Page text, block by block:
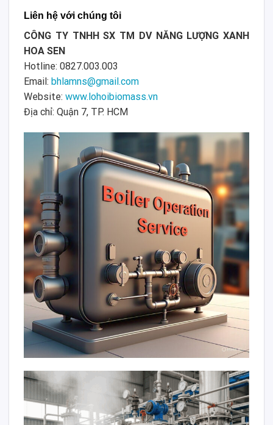
Liên hệ với chúng tôi
CÔNG TY TNHH SX TM DV NĂNG LƯỢNG XANH
HOA SEN
Hotline: 0827.003.003
Email: bhlamns@gmail.com
Website: www.lohoibiomass.vn
Địa chỉ: Quận 7, TP. HCM